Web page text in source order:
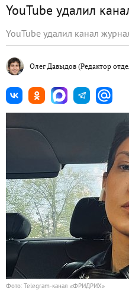
YouTube удалил
YouTube удалил канал
Олег Давыдов (Редактор
Фото: Telegram-канал «ФРИДРИХ»